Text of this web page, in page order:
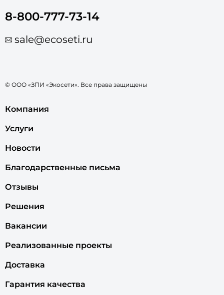
8-800-777-73-14
sale@ecoseti.ru
© ООО «ЗПИ «Экосети». Все права защищены
Компания
Услуги
Новости
Благодарственные письма
Отзывы
Решения
Вакансии
Реализованные проекты
Доставка
Гарантия качества